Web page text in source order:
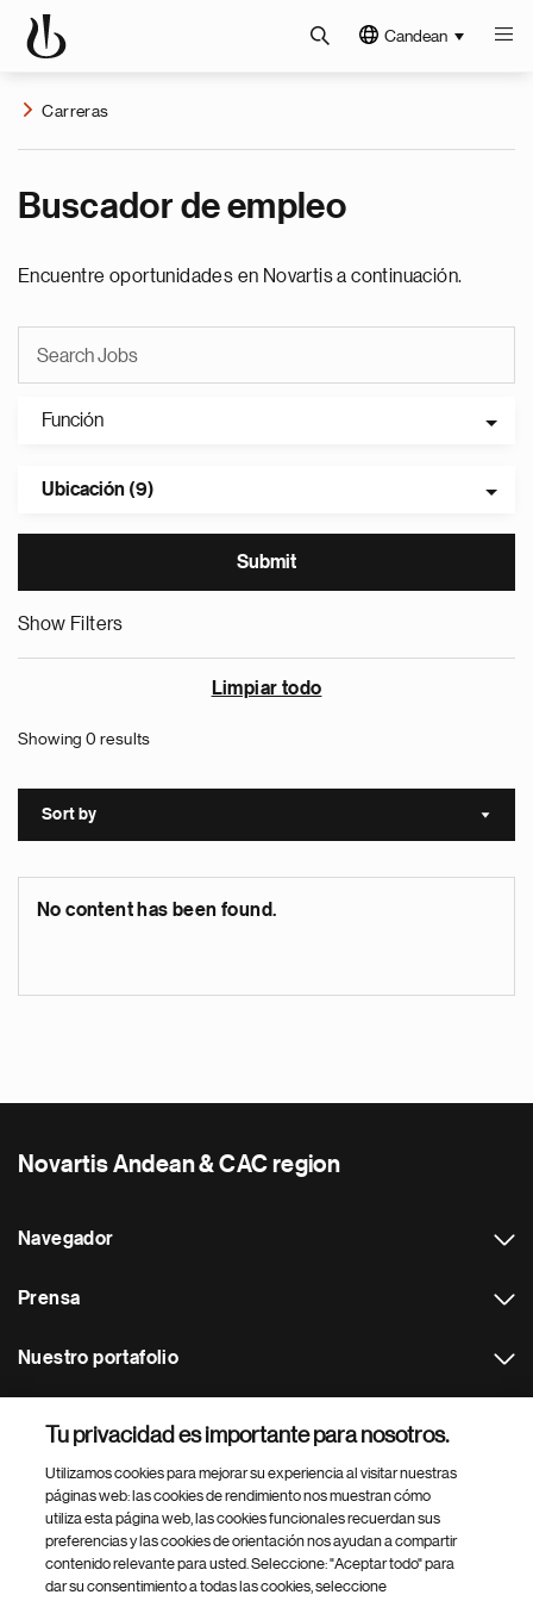
Candean
Carreras
Buscador de empleo
Encuentre oportunidades en Novartis a continuación.
Función
Ubicación (9)
Show Filters
Limpiar todo
Showing 0 results
Sort by Sort
No content has been found.
Novartis Andean & CAC region
Navegador
Prensa
Nuestro portafolio
Footer Site Search
Tu privacidad es importante para nosotros.
Utilizamos cookies para mejorar su experiencia al visitar nuestras
páginas web: las cookies de rendimiento nos muestran cómo
utiliza esta página web, las cookies funcionales recuerdan sus
preferencias y las cookies de orientación nos ayudan a compartir
contenido relevante para usted. Seleccione: "Aceptar todo" para
dar su consentimiento a todas las cookies, seleccione